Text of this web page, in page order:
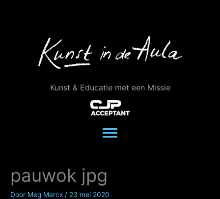
Kunst & Educatie met een Missie
pauwok jpg
Door Meg Mercx / 23 mei 2020